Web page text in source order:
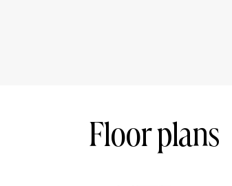
spacious and unique LOFT-like double
on FREEHOLD LAND, has 4 bedrooms, 2
Floor plans